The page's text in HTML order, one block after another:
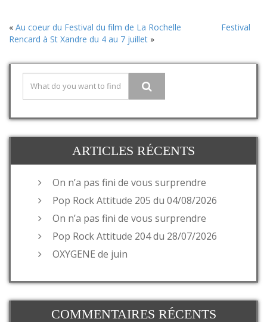
« Au coeur du Festival du film de La Rochelle
Festival
Rencard à St Xandre du 4 au 7 juillet »
ARTICLES RÉCENTS
On n’a pas fini de vous surprendre
Pop Rock Attitude 205 du 04/08/2026
On n’a pas fini de vous surprendre
Pop Rock Attitude 204 du 28/07/2026
OXYGENE de juin
COMMENTAIRES RÉCENTS